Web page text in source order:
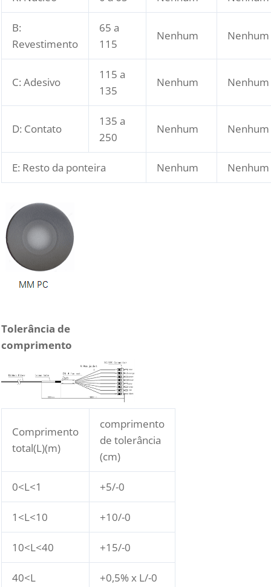
B:
Revestimento
65 a
115
Nenhum Nenhum
C: Adesivo
115 a
135
Nenhum Nenhum
D: Contato
135 a
250
Nenhum Nenhum
E: Resto da ponteira Nenhum Nenhum
Tolerância de
comprimento
Comprimento
total(L)(m)
comprimento
de tolerância
(cm)
0<L<1 +5/-0
1<L<10 +10/-0
10<L<40 +15/-0
40<L +0,5% x L/-0